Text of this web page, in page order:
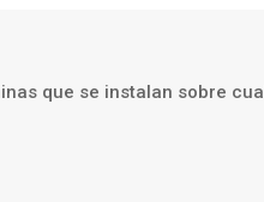
que se instalan sobre